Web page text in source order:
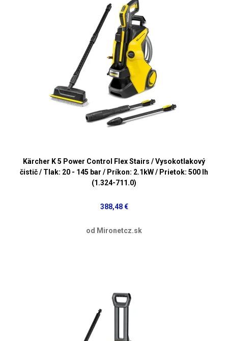
Kärcher K 5 Power Control Flex Stairs / Vysokotlakový
čistič / Tlak: 20 - 145 bar / Príkon: 2.1kW / Prietok: 500 lh
(1.324-711.0)
388,48 €
od Mironetcz.sk